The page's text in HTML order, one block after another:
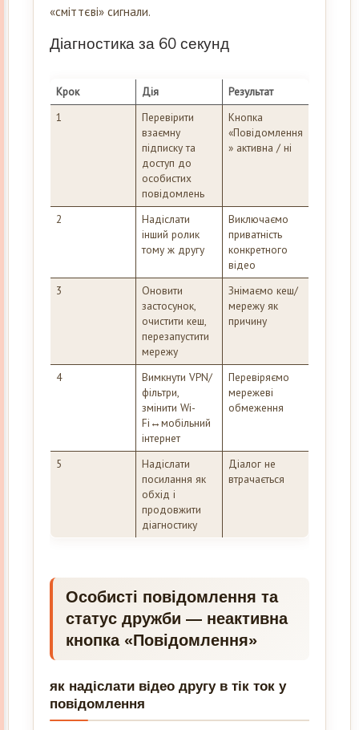
«сміттєві» сигнали.
Діагностика за 60 секунд
Крок Дія
Результат
1
Перевірити
взаємну
підписку та
доступ до
особистих
повідомлень
Кнопка
«Повідомлення
» активна / ні
2
Надіслати
інший ролик
тому ж другу
Виключаємо
приватність
конкретного
відео
3
Оновити
застосунок,
очистити кеш,
перезапустити
мережу
Знімаємо кеш/
мережу як
причину
4
Вимкнути VPN/
фільтри,
змінити Wi-
Fi↔мобільний
інтернет
Перевіряємо
мережеві
обмеження
5
Надіслати
посилання як
обхід і
продовжити
діагностику
Діалог не
втрачається
Особисті повідомлення та
статус дружби — неактивна
кнопка «Повідомлення»
як надіслати відео другу в тік ток у
повідомлення